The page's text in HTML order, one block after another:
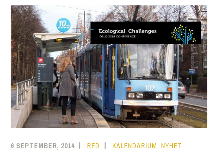
6 SEPTEMBER, 2014 RED KALENDARIUM ,NYHET